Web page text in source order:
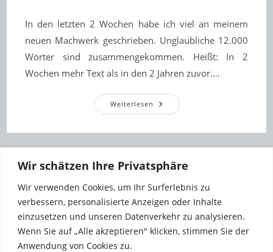
Wir schätzen Ihre Privatsphäre
Wir verwenden Cookies, um Ihr Surferlebnis zu
verbessern, personalisierte Anzeigen oder Inhalte
einzusetzen und unseren Datenverkehr zu analysieren.
Wenn Sie auf „Alle akzeptieren" klicken, stimmen Sie der
Anwendung von Cookies zu.
In den letzten 2 Wochen habe ich viel an meinem
neuen Machwerk geschrieben. Unglaubliche 12.000
Wörter sind zusammengekommen. Heißt: In 2
Wochen mehr Text als in den 2 Jahren zuvor.…
Weiterlesen Es
Läuft